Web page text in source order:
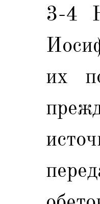
3-4
их